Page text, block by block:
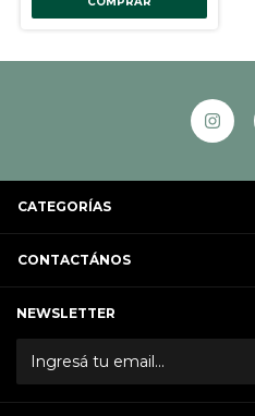
CATEGORÍAS
CONTACTÁNOS
NEWSLETTER